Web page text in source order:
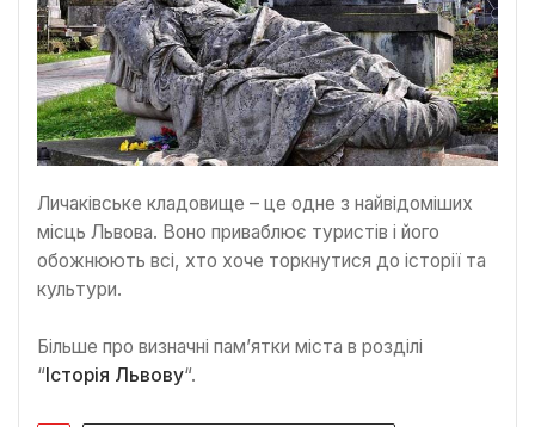
Личаківське кладовище – це одне з найвідоміших
місць Львова. Воно приваблює туристів і його
обожнюють всі, хто хоче торкнутися до історії та
культури.
Більше про визначні пам’ятки міста в розділі
“Історія Львову“.